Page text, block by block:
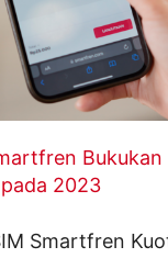
Bukukan
pada 2023
Smartfren